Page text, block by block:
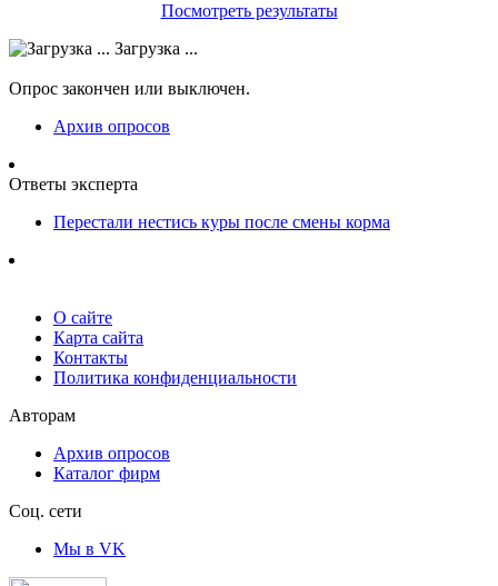
Посмотреть результаты
Загрузка ...
Опрос закончен или выключен.
Архив опросов
Ответы эксперта
Перестали нестись куры после смены корма
О сайте
Карта сайта
Контакты
Политика конфиденциальности
Авторам
Архив опросов
Каталог фирм
Соц. сети
Мы в VK